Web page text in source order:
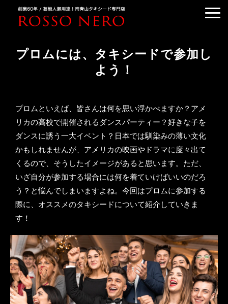
TUXEDO RENTAL
TUXEDO RANKING
CUSTOMER'S VOICE
COLUMN &BLOG
ABOUT US
ACCESS
プロムには、タキシードで参加し
よう！
プロムといえば、皆さんは何を思い浮かべますか？アメ
リカの高校で開催されるダンスパーティー？好きな子を
ダンスに誘う一大イベント？日本では馴染みの薄い文化
かもしれませんが、アメリカの映画やドラマに度々出て
くるので、そうしたイメージがあると思います。ただ、
いざ自分が参加する場合には何を着ていけばいいのだろ
う？と悩んでしまいますよね。今回はプロムに参加する
際に、オススメのタキシードについて紹介していきま
す！